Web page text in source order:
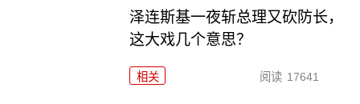
泽连斯基一夜斩总理又砍防长，
这大戏几个意思？
相关 阅读 17641